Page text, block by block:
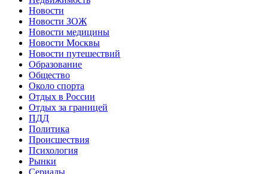
Новости
Новости ЗОЖ
Новости медицины
Новости Москвы
Новости путешествий
Образование
Общество
Около спорта
Отдых в России
Отдых за границей
ПДД
Политика
Происшествия
Психология
Рынки
Сериалы